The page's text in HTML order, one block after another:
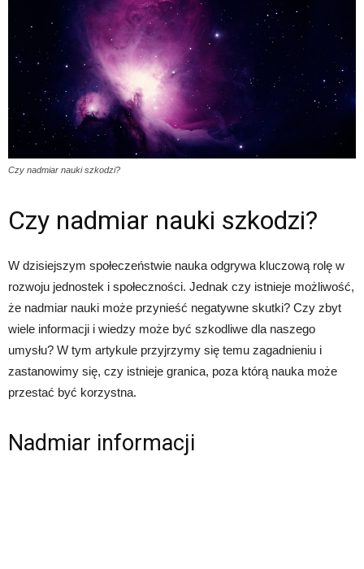
Czy nadmiar nauki szkodzi?
Czy nadmiar nauki szkodzi?
W dzisiejszym społeczeństwie nauka odgrywa kluczową rolę w
rozwoju jednostek i społeczności. Jednak czy istnieje możliwość,
że nadmiar nauki może przynieść negatywne skutki? Czy zbyt
wiele informacji i wiedzy może być szkodliwe dla naszego
umysłu? W tym artykule przyjrzymy się temu zagadnieniu i
zastanowimy się, czy istnieje granica, poza którą nauka może
przestać być korzystna.
Nadmiar informacji